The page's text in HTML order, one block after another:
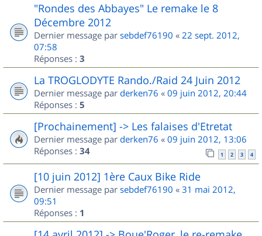
"Rondes des Abbayes" Le remake le 8
Décembre 2012
Dernier message par sebdef76190 « 22 sept. 2012,
07:58
Réponses : 3
La TROGLODYTE Rando./Raid 24 Juin 2012
Dernier message par derken76 « 09 juin 2012, 20:44
Réponses : 5
[Prochainement] -> Les falaises d'Etretat
Dernier message par derken76 « 09 juin 2012, 13:06
Réponses : 34 1 2 3 4
[10 juin 2012] 1ère Caux Bike Ride
Dernier message par sebdef76190 « 31 mai 2012,
09:51
Réponses : 1